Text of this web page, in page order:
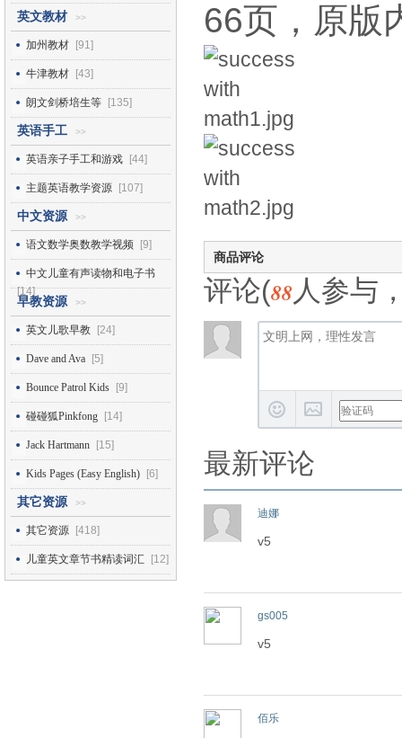
英文教材 >>
加州教材 [91]
牛津教材 [43]
朗文剑桥培生等 [135]
英语手工 >>
英语亲子手工和游戏 [44]
主题英语教学资源 [107]
中文资源 >>
语文数学奥数教学视频 [9]
中文儿童有声读物和电子书
[14]
早教资源 >>
英文儿歌早教 [24]
Dave and Ava [5]
Bounce Patrol Kids [9]
碰碰狐Pinkfong [14]
Jack Hartmann [15]
Kids Pages (Easy English) [6]
其它资源 >>
其它资源 [418]
儿童英文章节书精读词汇 [12]
66页，原版
商品评论
评论(88 人参与
最新评论
迪娜
v5
gs005
v5
佰乐